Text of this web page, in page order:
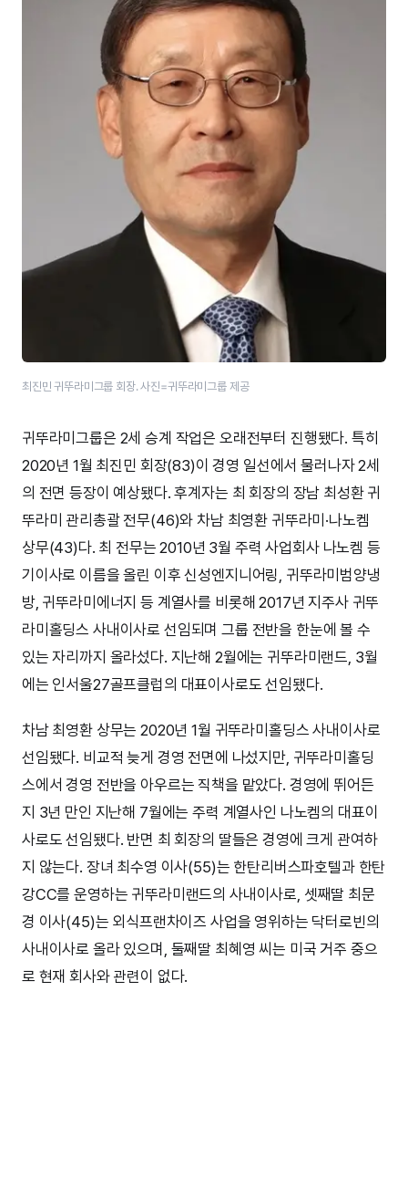
최진민 귀뚜라미그룹 회장. 사진=귀뚜라미그룹 제공
귀뚜라미그룹은 2세 승계 작업은 오래전부터 진행됐다. 특히
2020년 1월 최진민 회장(83)이 경영 일선에서 물러나자 2세
의 전면 등장이 예상됐다. 후계자는 최 회장의 장남 최성환 귀
뚜라미 관리총괄 전무(46)와 차남 최영환 귀뚜라미·나노켐
상무(43)다. 최 전무는 2010년 3월 주력 사업회사 나노켐 등
기이사로 이름을 올린 이후 신성엔지니어링, 귀뚜라미범양냉
방, 귀뚜라미에너지 등 계열사를 비롯해 2017년 지주사 귀뚜
라미홀딩스 사내이사로 선임되며 그룹 전반을 한눈에 볼 수
있는 자리까지 올라섰다. 지난해 2월에는 귀뚜라미랜드, 3월
에는 인서울27골프클럽의 대표이사로도 선임됐다.
차남 최영환 상무는 2020년 1월 귀뚜라미홀딩스 사내이사로
선임됐다. 비교적 늦게 경영 전면에 나섰지만, 귀뚜라미홀딩
스에서 경영 전반을 아우르는 직책을 맡았다. 경영에 뛰어든
지 3년 만인 지난해 7월에는 주력 계열사인 나노켐의 대표이
사로도 선임됐다. 반면 최 회장의 딸들은 경영에 크게 관여하
지 않는다. 장녀 최수영 이사(55)는 한탄리버스파호텔과 한탄
강CC를 운영하는 귀뚜라미랜드의 사내이사로, 셋째딸 최문
경 이사(45)는 외식프랜차이즈 사업을 영위하는 닥터로빈의
사내이사로 올라 있으며, 둘째딸 최혜영 씨는 미국 거주 중으
로 현재 회사와 관련이 없다.